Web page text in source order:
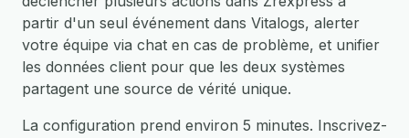
partir d'un seul événement dans Vitalogs, alerter
votre équipe via chat en cas de problème, et unifier
les données client pour que les deux systèmes
partagent une source de vérité unique.
La configuration prend environ 5 minutes. Inscrivez-